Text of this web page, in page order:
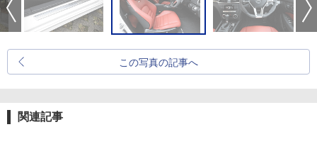
この写真の記事へ
関連記事